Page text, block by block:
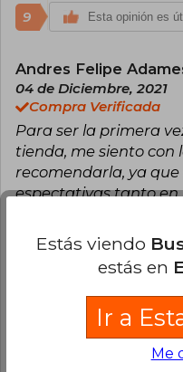
9 Esta opinión es
Andres Felipe
04 de Diciembre, 2021
Compra Verificada
Para ser la primera
tienda, me siento con
recomendarla, ya
espectativas tanto en
Esta opinión es
Andrea Jaramillo
Compra Verificada
4 estrellas porque
Estás viendo
estás en
Ir a
Me